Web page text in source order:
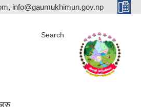
info@gaumukhimun.gov.np
Search